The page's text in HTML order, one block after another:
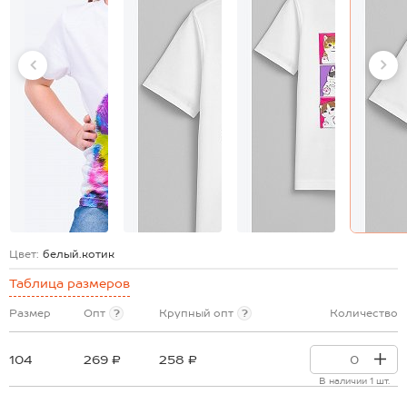
Цвет: белый.котик
Таблица размеров
Размер Опт ? Крупный опт ? Количество
104 269 ₽ 258 ₽
В наличии 1 шт.